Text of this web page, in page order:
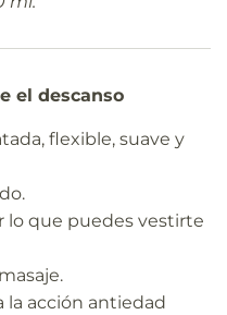
el descanso
flexible, suave y
lo que puedes vestirte
la acción antiedad